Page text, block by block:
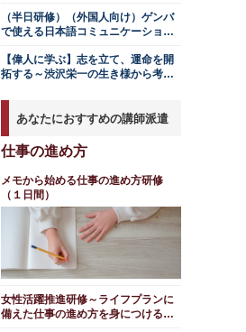
（半日研修）（外国人向け）ゲンバ
で使える日本語コミュニケーション
【偉人に学ぶ】志を立て、運命を開
拓する～渋沢栄一の生き様から考え
あなたにおすすめの講師派遣
仕事の進め方
メモから始める仕事の進め方研修
（１日間）
女性活躍推進研修～ライフプランに
備えた仕事の進め方を身につける